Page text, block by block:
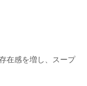
在感を増し、スープ